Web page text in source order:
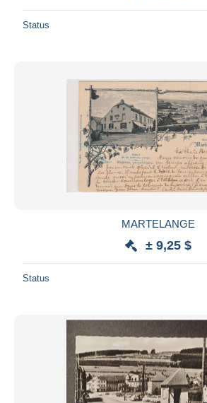
Status
MARTELANGE
± 9,25 $
Status